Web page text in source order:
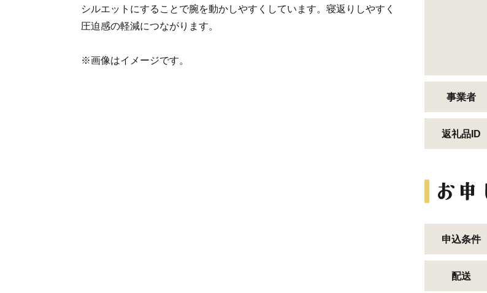
シルエットにすることで腕を動かしやすくしています。寝返りしやすく
圧迫感の軽減につながります。
※画像はイメージです。
事業者
返礼品ID
申込条件
配送